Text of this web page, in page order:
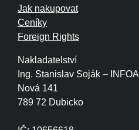
Nakladatelství
Ing. Stanislav Soják – INFOA
Nová 141
789 72 Dubicko
Jak nakupovat
Ceníky
Foreign Rights